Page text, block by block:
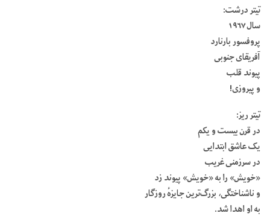
تیتر درشت:
سال ۱۹۶۷
پروفسور بارنارد
آفریقای جنوبی
پیوند قلب
و پیروزی!
تیتر ریز:
در قرن بیست و یکم
یک عاشق ابتدایی
در سرزمنی غریب
«خویش» را به «خویش» پیوند زد
و ناشناختگی، بزرگ‌ترین جایزهٔ روزگار
به او اهدا شد.